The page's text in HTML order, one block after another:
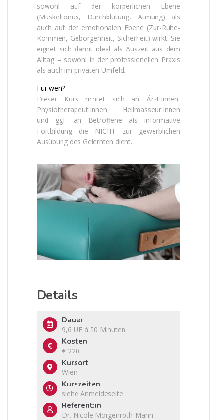
sowohl auf der körperlichen Ebene
(Muskeltonus, Durchblutung, Atmung) als
auch auf der emotionalen Ebene (Zur-Ruhe-
Kommen, Geborgenheit, Sicherheit) wirkt. Sie
eignet sich damit ideal als Auszeit aus dem
Alltag – sowohl in der professionellen Praxis
als auch im privaten Umfeld.
Für wen?
Dieser Kurs richtet sich an Ärzt:Innen,
Physiotherapeut:Innen, Heilmasseur:Innen
und ggf. an Betroffene als informative
Fortbildung die NICHT zur gewerblichen
Ausübung des Gelernten dient.
Details
Dauer
9,6 UE à 50 Minuten
Kosten
€ 220,-
Kursort
Wien
Kurszeiten
siehe Anmeldeseite
Referent:in
Dr. Nicole Morgenroth-Mann